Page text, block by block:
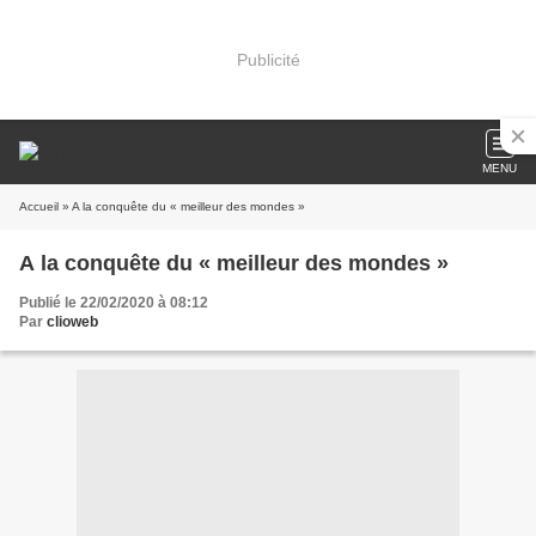
Publicité
MENU
Accueil » A la conquête du « meilleur des mondes »
A la conquête du « meilleur des mondes »
Publié le 22/02/2020 à 08:12
Par clioweb